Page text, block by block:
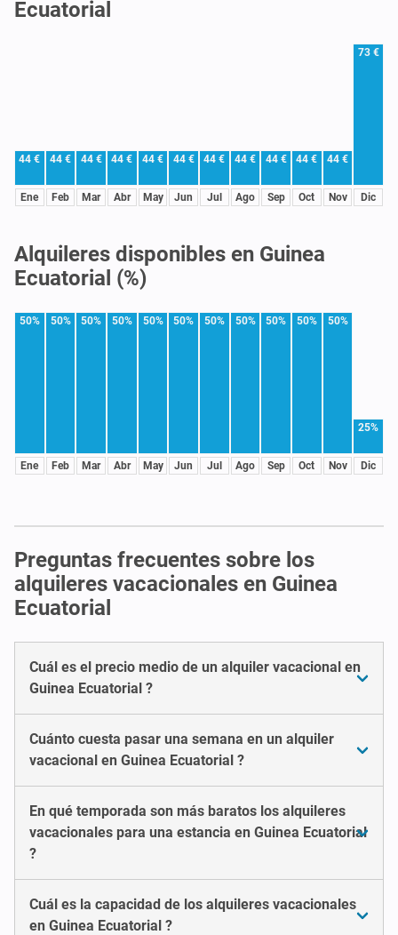
Ecuatorial
44 €
Ene
44 €
Feb
44 €
Mar
44 €
Abr
44 €
May
44 €
Jun
44 €
Jul
44 €
Ago
44 €
Sep
44 €
Oct
44 €
Nov
73 €
Dic
Alquileres disponibles en Guinea
Ecuatorial (%)
50%
Ene
50%
Feb
50%
Mar
50%
Abr
50%
May
50%
Jun
50%
Jul
50%
Ago
50%
Sep
50%
Oct
50%
Nov
25%
Dic
Preguntas frecuentes sobre los
alquileres vacacionales en Guinea
Ecuatorial
Cuál es el precio medio de un alquiler vacacional en
Guinea Ecuatorial ?
Cuánto cuesta pasar una semana en un alquiler
vacacional en Guinea Ecuatorial ?
En qué temporada son más baratos los alquileres
vacacionales para una estancia en Guinea Ecuatorial
?
Cuál es la capacidad de los alquileres vacacionales
en Guinea Ecuatorial ?